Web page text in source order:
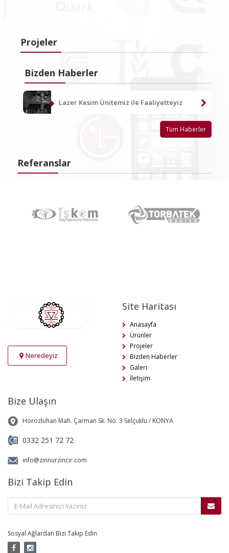
Projeler
Bizden Haberler
Lazer Kesim Ünitemiz ile Faaliyetteyiz
Tüm Haberler
Referanslar
Neredeyiz
Site Haritası
Anasayfa
Ürünler
Projeler
Bizden Haberler
Galeri
İletişim
Bize Ulaşın
Horozluhan Mah. Çarman Sk. No: 3 Selçuklu / KONYA
0332 251 72 72
info@zinnurzincir.com
Bizi Takip Edin
Sosyal Ağlardan Bizi Takip Edin